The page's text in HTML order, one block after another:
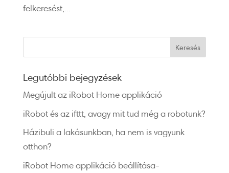
felkeresést,...
Legutóbbi bejegyzések
Megújult az iRobot Home applikáció
iRobot és az ifttt, avagy mit tud még a robotunk?
Házibuli a lakásunkban, ha nem is vagyunk
otthon?
iRobot Home applikáció beállítása-